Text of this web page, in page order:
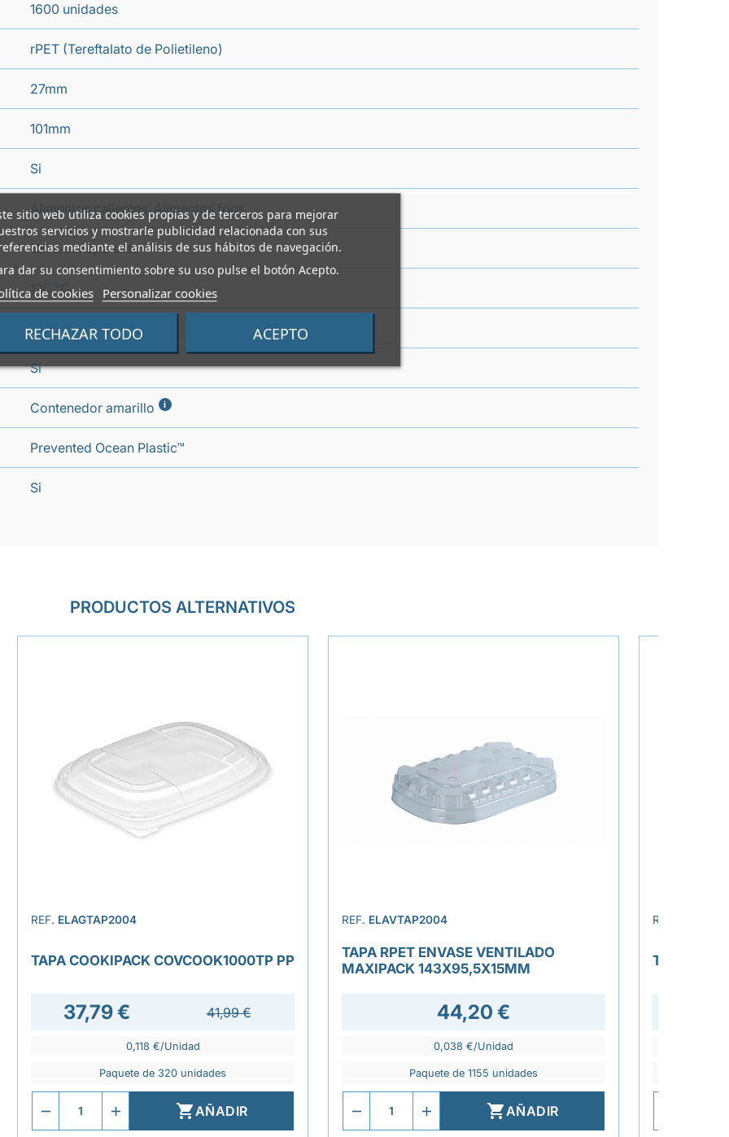
sitio web utiliza cookies propias y de terceros para mejorar
servicios y mostrarle publicidad relacionada con sus
mediante el análisis de sus hábitos de navegación.
dar su consentimiento sobre su uso pulse el botón Acepto.
de cookies Personalizar cookies
RECHAZAR TODO ACEPTO
1600 unidades
rPET (Tereftalato de Polietileno)
27mm
101mm
Si
Alimentos calientes, Alimentos fríos
Ultra transparente
120 °C
-20 °C
Si
Contenedor amarillo i
Prevented Ocean Plastic™
Si
PRODUCTOS ALTERNATIVOS
REF. ELAGTAP2004
TAPA COOKIPACK COVCOOK1000TP PP
37,79 € 41,99 €
0,118 €/Unidad
Paquete de 320 unidades
AÑADIR
REF. ELAVTAP2004
TAPA RPET ENVASE VENTILADO
MAXIPACK 143X95,5X15MM
44,20 €
0,038 €/Unidad
Paquete de 1155 unidades
AÑADIR
REF.
TAPA